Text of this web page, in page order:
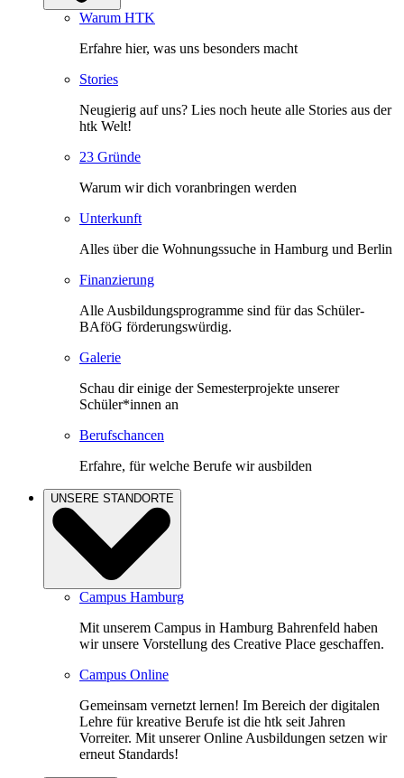
Warum HTK
Erfahre hier, was uns besonders macht
Stories
Neugierig auf uns? Lies noch heute alle Stories aus der
htk Welt!
23 Gründe
Warum wir dich voranbringen werden
Unterkunft
Alles über die Wohnungssuche in Hamburg und Berlin
Finanzierung
Alle Ausbildungsprogramme sind für das Schüler-
BAföG förderungswürdig.
Galerie
Schau dir einige der Semesterprojekte unserer
Schüler*innen an
Berufschancen
Erfahre, für welche Berufe wir ausbilden
UNSERE STANDORTE
Campus Hamburg
Mit unserem Campus in Hamburg Bahrenfeld haben
wir unsere Vorstellung des Creative Place geschaffen.
Campus Online
Gemeinsam vernetzt lernen! Im Bereich der digitalen
Lehre für kreative Berufe ist die htk seit Jahren
Vorreiter. Mit unserer Online Ausbildungen setzen wir
erneut Standards!